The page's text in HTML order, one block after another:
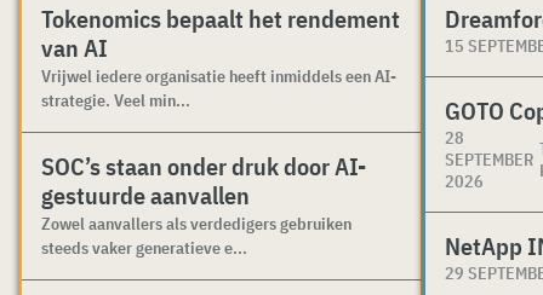
Tokenomics bepaalt het rendement
van AI
Vrijwel iedere organisatie heeft inmiddels een AI-
strategie. Veel min...
SOC’s staan onder druk door AI-
gestuurde aanvallen
Zowel aanvallers als verdedigers gebruiken
steeds vaker generatieve e...
15
GOTO
28
SEPTEMBER
2026
NetApp
29